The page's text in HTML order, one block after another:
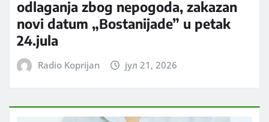
odlaganja zbog nepogoda, zakazan
novi datum „Bostanijade” u petak
24.jula
Radio Koprijan јул 21, 2026